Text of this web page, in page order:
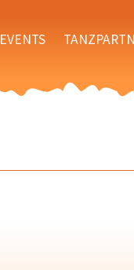
EVENTS